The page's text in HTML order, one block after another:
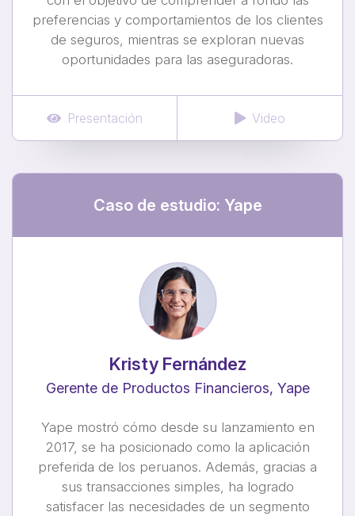
preferencias y comportamientos de los clientes
de seguros, mientras se exploran nuevas
oportunidades para las aseguradoras.
Presentación Video
Caso de estudio: Yape
Kristy Fernández
Gerente de Productos Financieros, Yape
Yape mostró cómo desde su lanzamiento en
2017, se ha posicionado como la aplicación
preferida de los peruanos. Además, gracias a
sus transacciones simples, ha logrado
satisfacer las necesidades de un segmento